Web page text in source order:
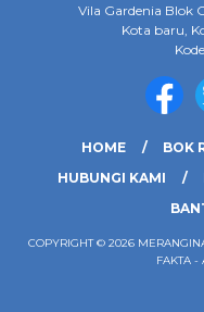
Vila Gardenia Blok
Kota baru,
HOME BOK
HUBUNGI KAMI
COPYRIGHT © 2026
FAKTA -